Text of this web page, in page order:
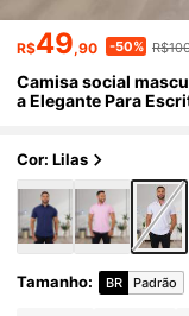
R$49,90 -50%
Camisa social
a Elegante Para
Cor: Lilas
Tamanho: BR Padrão